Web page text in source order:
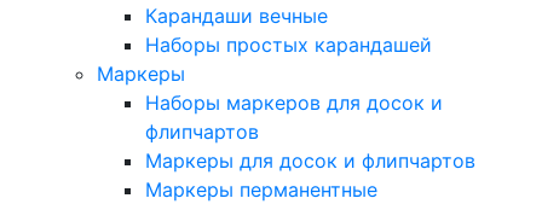
Карандаши вечные
Наборы простых карандашей
Маркеры
Наборы маркеров для досок и
флипчартов
Маркеры для досок и флипчартов
Маркеры перманентные